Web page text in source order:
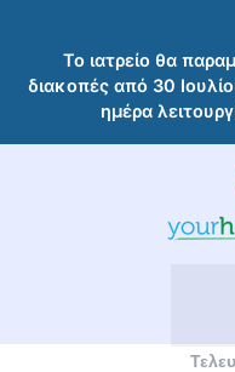
Το ιατρείο θα
διακοπές από 30
ημέρα
περιεχόμενο